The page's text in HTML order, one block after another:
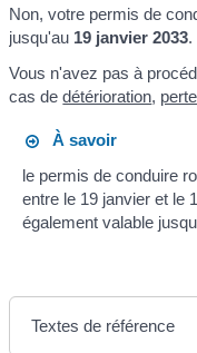
Non, votre permis de
jusqu'au 19 janvier 2033.
Vous n'avez pas à
cas dedétérioration, perte
À savoir
le permis de conduire
entre le 19 janvier et le
également valable
Textes de référence